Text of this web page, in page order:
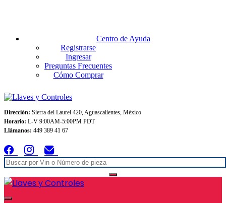
Centro de Ayuda
Registrarse
Ingresar
Preguntas Frecuentes
Cómo Comprar
Dirección: Sierra del Laurel 420, Aguascalientes, México
Horario: L-V 9:00AM-5:00PM PDT
Llámanos: 449 389 41 67